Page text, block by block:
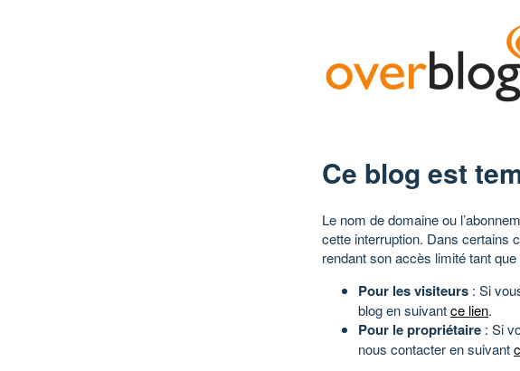
Ce blog est
Le nom de domaine ou
cette interruption. Dans certains
rendant son accès limité tant
Pour les visiteurs : Si
blog en suivantce lien.
Pour le propriétaire : Si
nous contacter en suivant